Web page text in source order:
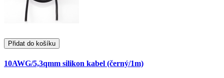
Přidat do košíku
10AWG/5,3qmm silikon kabel (černý/1m)